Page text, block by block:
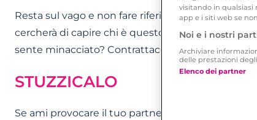
Resta sul vago e non fare riferimenti diretti a lui
cercherà di capire chi è questo misterioso rivale
sente minacciato? Contrattacca…
STUZZICALO
Se ami provocare il tuo partner, perché non
visitando in qualsiasi
app e i siti web se
Noi e i nostri
Archiviare
delle prestazioni
Elenco dei partner